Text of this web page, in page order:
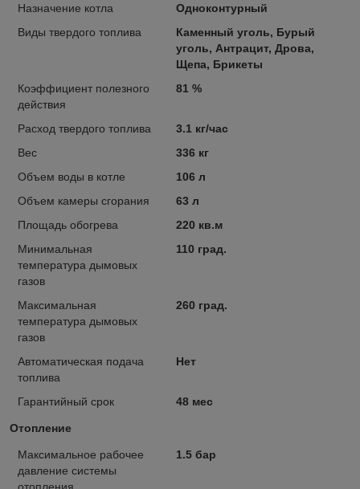
Назначение котла
Одноконтурный
Виды твердого топлива
Каменный уголь, Бурый
уголь, Антрацит, Дрова,
Щепа, Брикеты
Коэффициент полезного
действия
81 %
Расход твердого топлива
3.1 кг/час
Вес
336 кг
Объем воды в котле
106 л
Объем камеры сгорания
63 л
Площадь обогрева
220 кв.м
Минимальная
температура дымовых
газов
110 град.
Максимальная
температура дымовых
газов
260 град.
Автоматическая подача
топлива
Нет
Гарантийный срок 48 мес
Отопление
Максимальное рабочее
давление системы
1.5 бар